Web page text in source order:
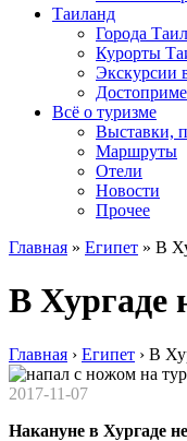
Таиланд
Города
Курорты
Экскурсии
Всё о туризме
Выставки,
Маршруты
Отели
Новости
Прочее
Главная » Египет » В
В Хургаде
Главная › Египет › В
2017-11-07
Накануне в Хургаде